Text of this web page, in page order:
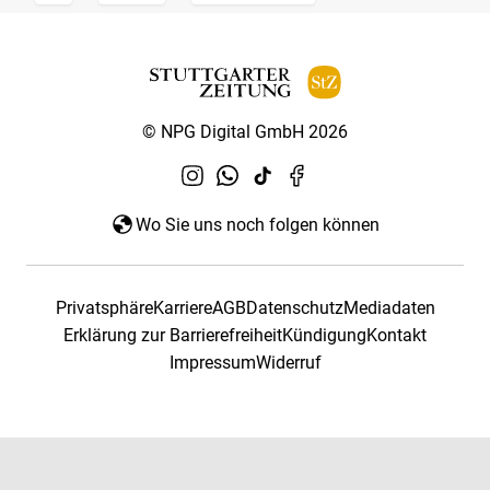
© NPG Digital GmbH 2026
Wo Sie uns noch folgen können
PrivatsphäreKarriereAGBDatenschutzMediadaten
Erklärung zur BarrierefreiheitKündigungKontakt
ImpressumWiderruf